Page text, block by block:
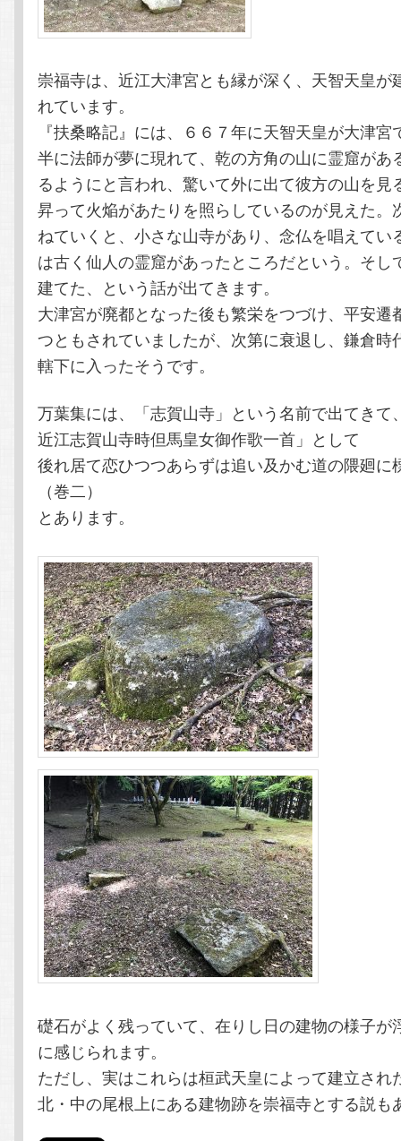
崇福寺は、近江大津宮とも縁が深く、天智天皇が
れています。
『扶桑略記』には、６６７年に天智天皇が大津
半に法師が夢に現れて、乾の方角の山に霊窟があ
るようにと言われ、驚いて外に出て彼方の山を見
昇って火焔があたりを照らしているのが見えた。
ねていくと、小さな山寺があり、念仏を唱えてい
は古く仙人の霊窟があったところだという。そし
建てた、という話が出てきます。
大津宮が廃都となった後も繁栄をつづけ、平安遷
つともされていましたが、次第に衰退し、鎌倉時
轄下に入ったそうです。
万葉集には、「志賀山寺」という名前で出てきて
近江志賀山寺時但馬皇女御作歌一首」として
後れ居て恋ひつつあらずは追い及かむ道の隈廻
（巻二）
とあります。
礎石がよく残っていて、在りし日の建物の様子が
に感じられます。
ただし、実はこれらは桓武天皇によって建立され
北・中の尾根上にある建物跡を崇福寺とする説も